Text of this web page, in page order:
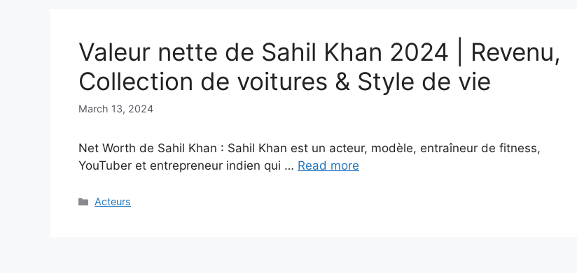
Valeur nette de Sahil Khan 2024 | Revenu,
Collection de voitures & Style de vie
March 13, 2024
Net Worth de Sahil Khan : Sahil Khan est un acteur, modèle, entraîneur de fitness,
YouTuber et entrepreneur indien qui … Read more
Categories
Acteurs